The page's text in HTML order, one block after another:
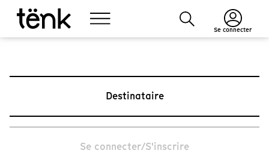
Se connecter
Destinataire
Se connecter/S'inscrire